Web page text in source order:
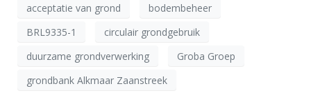
acceptatie van grond
bodembeheer
BRL9335-1
circulair grondgebruik
duurzame grondverwerking
Groba Groep
grondbank Alkmaar Zaanstreek